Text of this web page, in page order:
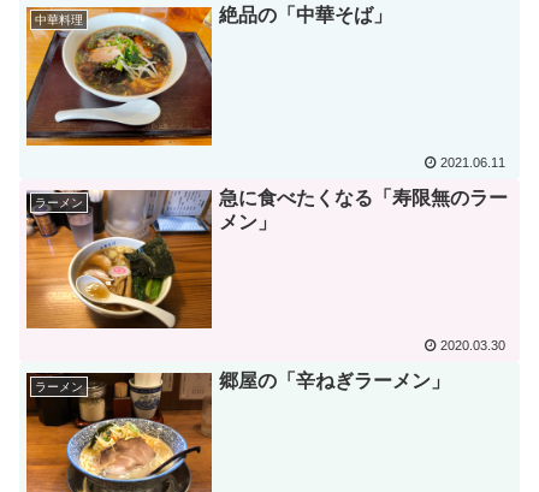
中華料理 絶品の「中華そば」
2021.06.11
ラーメン
急に食べたくなる「寿限無のラー
メン」
2020.03.30
ラーメン 郷屋の「辛ねぎラーメン」